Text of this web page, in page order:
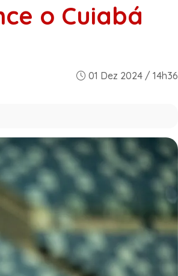
o Cuiabá
01 Dez 2024 / 14h36